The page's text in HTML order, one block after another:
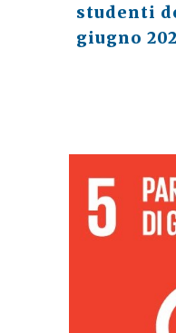
studenti
giugno